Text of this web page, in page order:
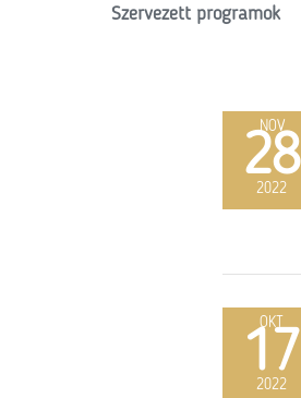
Szervezett programok
NOV
28
2022
OKT
17
2022